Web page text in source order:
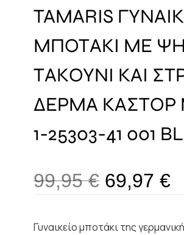
TAMARIS
ΜΠΟΤΑΚΙ ΜΕ
ΤΑΚΟΥΝΙ ΚΑΙ
ΔΕΡΜΑ ΚΑΣΤΟΡ
1-25303-41 001
99,95€ 69,97 €
Γυναικείο μποτάκι της